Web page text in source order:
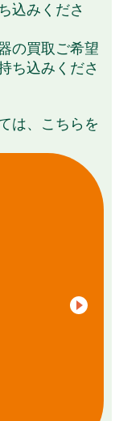
込みくださ
の買取ご希望
ち込みくださ
は、こちらを